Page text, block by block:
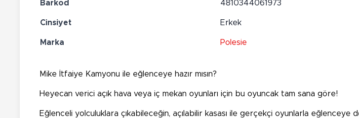
Barkod 4810344061973
Cinsiyet Erkek
Marka Polesie
Mike İtfaiye Kamyonu ile eğlenceye hazır mısın?
Heyecan verici açık hava veya iç mekan oyunları için bu oyuncak tam sana göre!
Eğlenceli yolculuklara çıkabileceğin, açılabilir kasası ile gerçekçi oyunlarla eğlenceye